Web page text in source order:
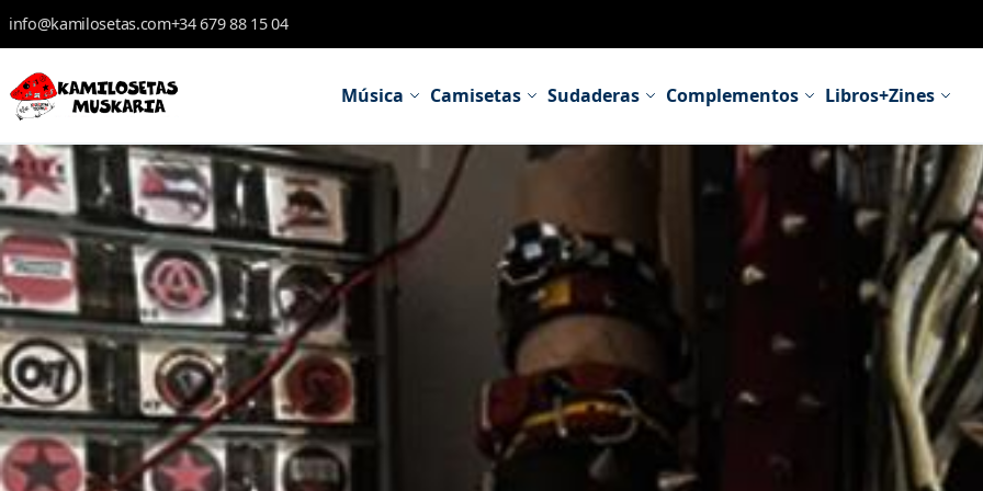
Skip to Content
info@kamilosetas.com+34 679 88 15 04
Música Camisetas Sudaderas Complementos Libros+Zines